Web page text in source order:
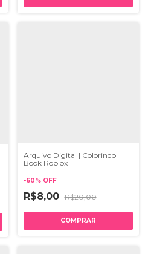
Arquivo Digital | Colorindo
Book Roblox
-60% OFF
R$8,00 R$20,00